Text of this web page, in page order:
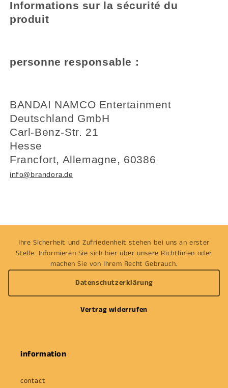
Informations sur la sécurité du
produit
personne responsable :
BANDAI NAMCO Entertainment
Deutschland GmbH
Carl-Benz-Str. 21
Hesse
Francfort, Allemagne, 60386
info@brandora.de
Ihre Sicherheit und Zufriedenheit stehen bei uns an erster
Stelle. Informieren Sie sich hier über unsere Richtlinien oder
machen Sie von Ihrem Recht Gebrauch.
Datenschutzerklärung
Vertrag widerrufen
information
contact